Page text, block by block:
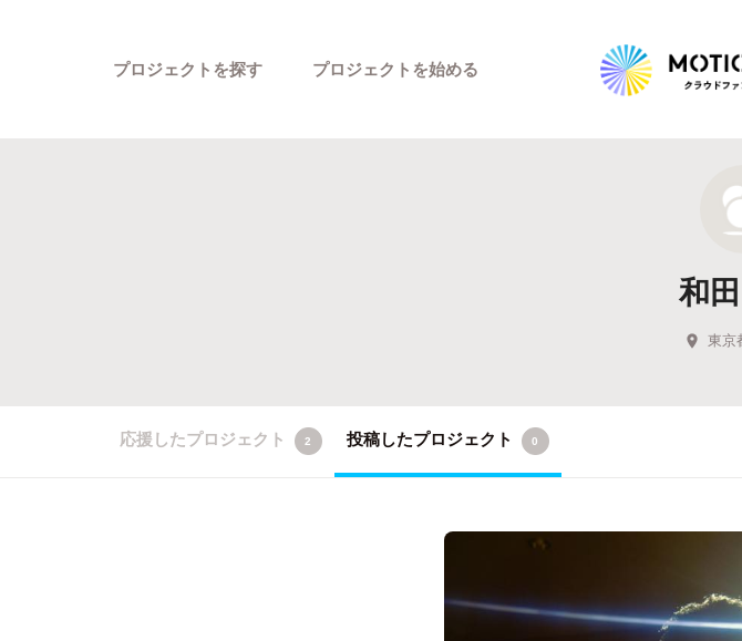
プロジェクトを探す
新着プロ
キュレー
プロジェクトを始める
和
東京
応援したプロジェクト 2 投稿したプロジェクト 0